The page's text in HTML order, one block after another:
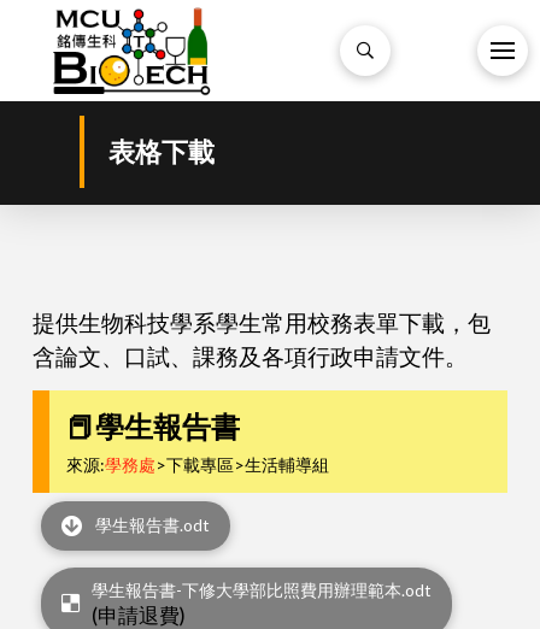
表格下載
提供生物科技學系學生常用校務表單下載，包
含論文、口試、課務及各項行政申請文件。
📕學生報告書
來源:學務處>下載專區>生活輔導組
學生報告書.odt
學生報告書-下修大學部比照費用辦理範本.odt
(申請退費)